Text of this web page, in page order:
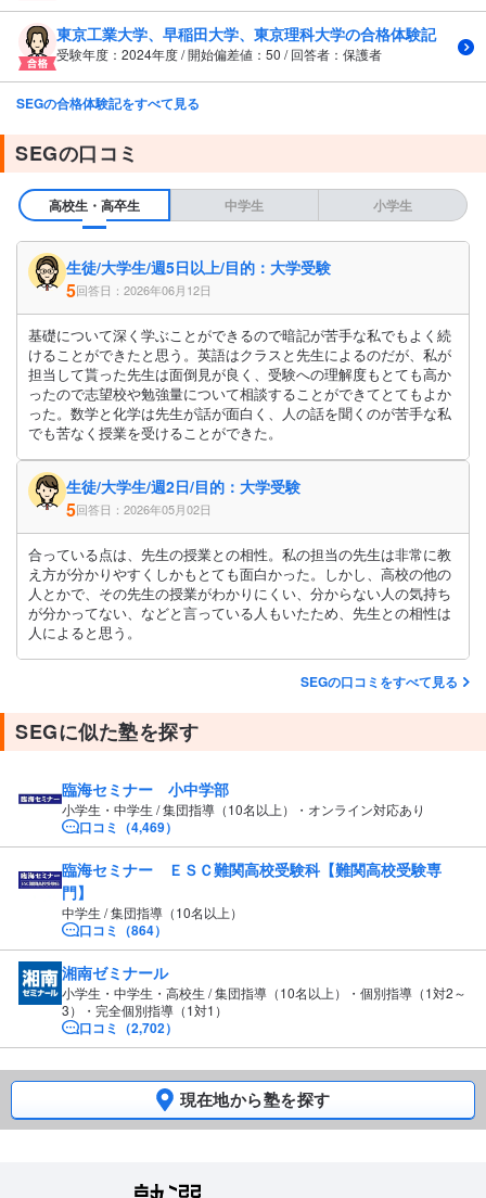
東京工業大学、早稲田大学、東京理科大学の合格体験記
受験年度：2024年度 / 開始偏差値：50 / 回答者：保護者
SEGの合格体験記をすべて見る
SEGの口コミ
高校生・高卒生 中学生 小学生
生徒/大学生/週5日以上/目的：大学受験
5回答日：2026年06月12日
基礎について深く学ぶことができるので暗記が苦手な私でもよく続
けることができたと思う。英語はクラスと先生によるのだが、私が
担当して貰った先生は面倒見が良く、受験への理解度もとても高か
ったので志望校や勉強量について相談することができてとてもよか
った。数学と化学は先生が話が面白く、人の話を聞くのが苦手な私
でも苦なく授業を受けることができた。
生徒/大学生/週2日/目的：大学受験
5回答日：2026年05月02日
合っている点は、先生の授業との相性。私の担当の先生は非常に教
え方が分かりやすくしかもとても面白かった。しかし、高校の他の
人とかで、その先生の授業がわかりにくい、分からない人の気持ち
が分かってない、などと言っている人もいたため、先生との相性は
人によると思う。
SEGの口コミをすべて見る
SEGに似た塾を探す
臨海セミナー 小中学部
小学生・中学生 / 集団指導（10名以上）・オンライン対応あり
口コミ（4,469）
臨海セミナー ＥＳＣ難関高校受験科【難関高校受験専
門】
中学生 / 集団指導（10名以上）
口コミ（864）
湘南ゼミナール
小学生・中学生・高校生 / 集団指導（10名以上）・個別指導（1対2～
3）・完全個別指導（1対1）
口コミ（2,702）
現在地から塾を探す